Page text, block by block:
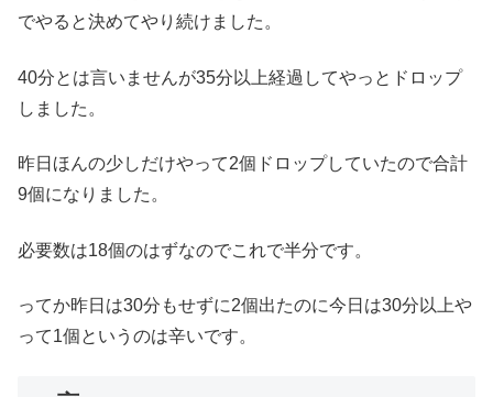
でやると決めてやり続けました。
40分とは言いませんが35分以上経過してやっとドロップ
しました。
昨日ほんの少しだけやって2個ドロップしていたので合計
9個になりました。
必要数は18個のはずなのでこれで半分です。
ってか昨日は30分もせずに2個出たのに今日は30分以上や
って1個というのは辛いです。